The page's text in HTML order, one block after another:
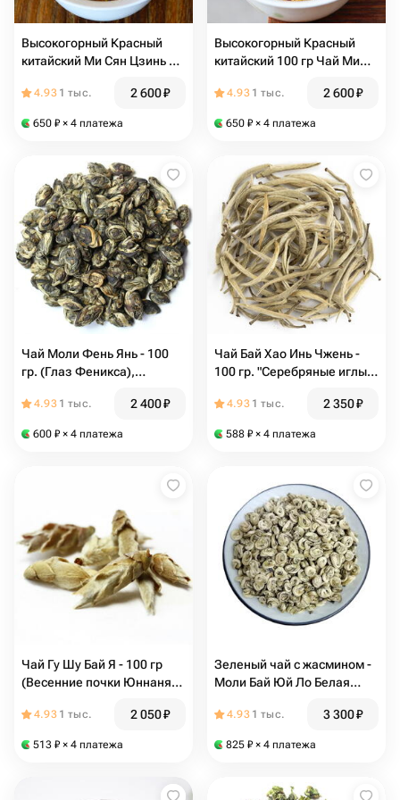
Высокогорный Красный
китайский Ми Сян Цзинь Ло
медовым ароматом"
100 гр
4.93 1 тыс. 2 600₽
650 ₽ × 4 платежа
Высокогорный Красный
китайский 100 гр Чай Ми
шёлк) Весенний сбор марта
4.93 1 тыс. 2 600₽
650 ₽ × 4 платежа
Чай Моли Фень Янь - 100
гр. (Глаз Феникса),
4.93 1 тыс. 2 400₽
600 ₽ × 4 платежа
Чай Бай Хао Инь Чжень -
100 гр. "Серебряные иглы с
премиальный белый
весны 2026 года
4.93 1 тыс. 2 350₽
588 ₽ × 4 платежа
Чай Гу Шу Бай Я - 100 гр
(Весенние почки Юннаня)
молоденьких почек
4.93 1 тыс. 2 050₽
513 ₽ × 4 платежа
Зеленый чай с жасмином -
Моли Бай Юй Ло Белая
4.93 1 тыс. 3 300₽
825 ₽ × 4 платежа